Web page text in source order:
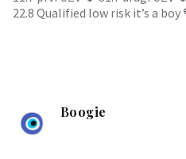
22.8 Qualified low risk it’s a boy
Boogie